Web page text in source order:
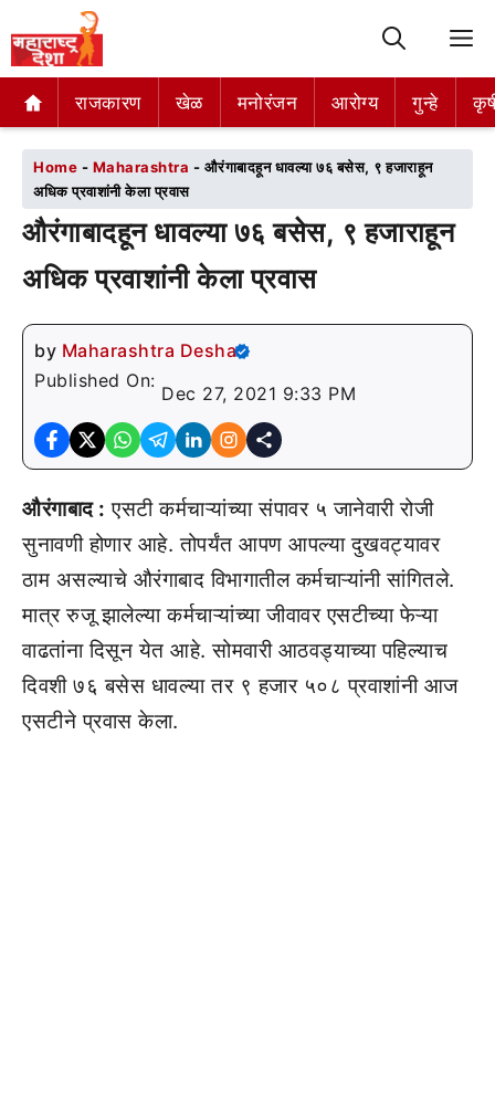
राजकारण खेळ मनोरंजन आरोग्य गुन्हे
राजकारण खेळ मनोरंजन आरोग्य गुन्हे
Home - Maharashtra - औरंगाबादहून धावल्या ७६ बसेस, ९ हजाराहून
अधिक प्रवाशांनी केला प्रवास
औरंगाबादहून धावल्या ७६ बसेस, ९ हजाराहून
अधिक प्रवाशांनी केला प्रवास
by Maharashtra Desha
Published On:
Dec 27, 2021 9:33 PM
औरंगाबाद : एसटी कर्मचाऱ्यांच्या संपावर ५ जानेवारी रोजी
सुनावणी होणार आहे. तोपर्यंत आपण आपल्या दुखवट्यावर
ठाम असल्याचे औरंगाबाद विभागातील कर्मचाऱ्यांनी सांगितले.
मात्र रुजू झालेल्या कर्मचाऱ्यांच्या जीवावर एसटीच्या फेऱ्या
वाढतांना दिसून येत आहे. सोमवारी आठवड्याच्या पहिल्याच
दिवशी ७६ बसेस धावल्या तर ९ हजार ५०८ प्रवाशांनी आज
एसटीने प्रवास केला.